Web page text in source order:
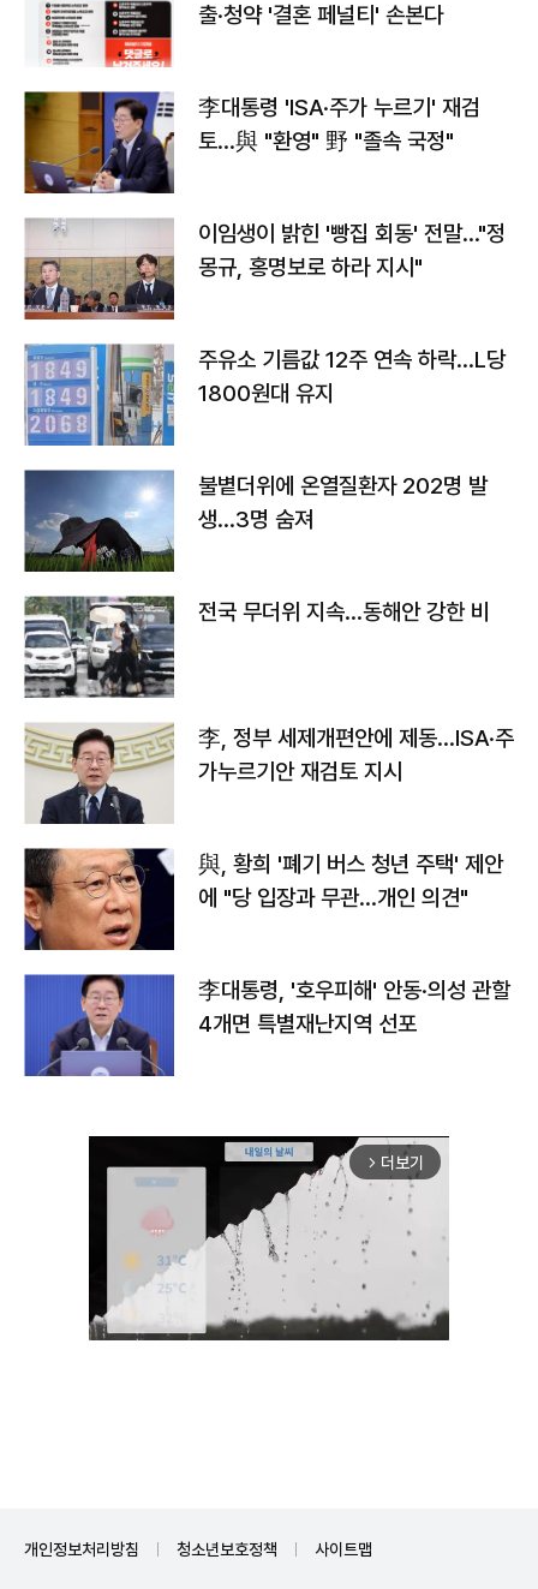
출·청약 '결혼 페널티' 손본다
李대통령 'ISA·주가 누르기' 재검
토…與 "환영" 野 "졸속 국정"
이임생이 밝힌 '빵집 회동' 전말…"정
몽규, 홍명보로 하라 지시"
주유소 기름값 12주 연속 하락…L당
1800원대 유지
불볕더위에 온열질환자 202명 발
생…3명 숨져
전국 무더위 지속…동해안 강한 비
李, 정부 세제개편안에 제동…ISA·주
가누르기안 재검토 지시
與, 황희 '폐기 버스 청년 주택' 제안
에 "당 입장과 무관…개인 의견"
李대통령, '호우피해' 안동·의성 관할
4개면 특별재난지역 선포
arrow_forward_ios 더보기
개인정보처리방침 청소년보호정책 사이트맵